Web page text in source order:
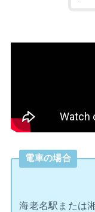
電車の場合
海老名駅または